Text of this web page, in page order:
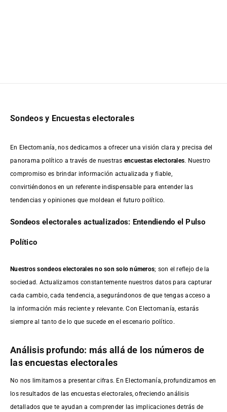
Sondeos y Encuestas electorales
En Electomanía, nos dedicamos a ofrecer una visión clara y precisa del
panorama político a través de nuestras encuestas electorales. Nuestro
compromiso es brindar información actualizada y fiable,
convirtiéndonos en un referente indispensable para entender las
tendencias y opiniones que moldean el futuro político.
Sondeos electorales actualizados: Entendiendo el Pulso
Político
Nuestros sondeos electorales no son solo números; son el reflejo de la
sociedad. Actualizamos constantemente nuestros datos para capturar
cada cambio, cada tendencia, asegurándonos de que tengas acceso a
la información más reciente y relevante. Con Electomanía, estarás
siempre al tanto de lo que sucede en el escenario político.
Análisis profundo: más allá de los números de
las encuestas electorales
No nos limitamos a presentar cifras. En Electomanía, profundizamos en
los resultados de las encuestas electorales, ofreciendo análisis
detallados que te ayudan a comprender las implicaciones detrás de